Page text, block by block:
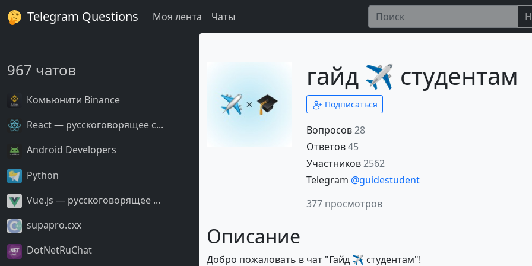
Telegram Questions Моя лента Чаты
967 чатов
Комьюнити Binance
React — русскоговорящее с...
Android Developers
Python
Vue.js — русскоговорящее ...
supapro.cxx
DotNetRuChat
гайд ✈️ студентам
Подписаться
Вопросов28
Ответов45
Участников2562
Telegram @guidestudent
377 просмотров
Описание
Добро пожаловать в чат "Гайд ✈️ студентам"!